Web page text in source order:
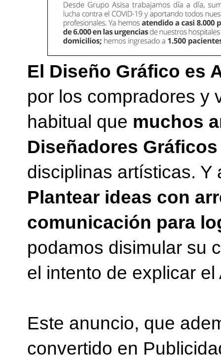
El Diseño Gráfico es
por los compradores y
habitual que muchos
Diseñadores Gráficos
disciplinas artísticas. Y
Plantear ideas con
comunicación para
podamos disimular su
el intento de explicar el
Este anuncio, que
convertido en